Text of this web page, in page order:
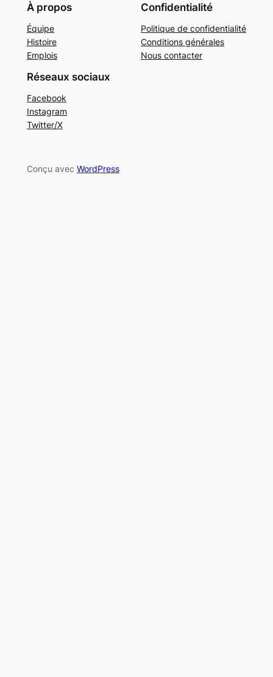
À propos
Équipe
Histoire
Emplois
Confidentialité
Politique de confidentialité
Conditions générales
Nous contacter
Réseaux sociaux
Facebook
Instagram
Twitter/X
Conçu avec WordPress